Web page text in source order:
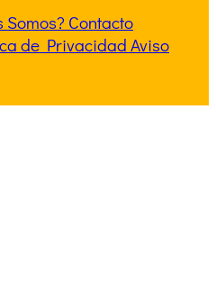
Somos? Contacto
de Privacidad Aviso